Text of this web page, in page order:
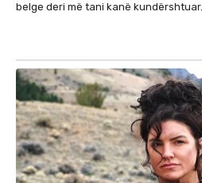
belge deri më tani kanë